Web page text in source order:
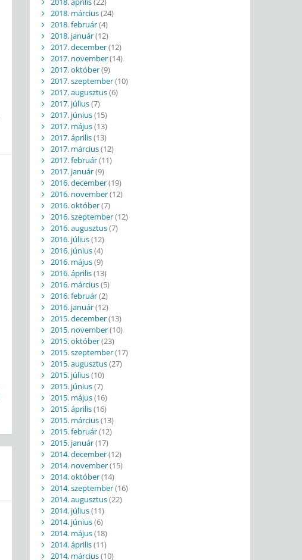
2018. március(24)
2018. február(4)
2018. január(12)
2017. december(12)
2017. november(14)
2017. október(9)
2017. szeptember(10)
2017. augusztus(6)
2017. július(7)
2017. június(15)
2017. május(13)
2017. április(13)
2017. március(12)
2017. február(11)
2017. január(9)
2016. december(19)
2016. november(12)
2016. október(7)
2016. szeptember(12)
2016. augusztus(7)
2016. július(12)
2016. június(4)
2016. május(9)
2016. április(13)
2016. március(5)
2016. február(2)
2016. január(12)
2015. december(13)
2015. november(10)
2015. október(23)
2015. szeptember(17)
2015. augusztus(27)
2015. július(10)
2015. június(7)
2015. május(16)
2015. április(16)
2015. március(13)
2015. február(12)
2015. január(17)
2014. december(12)
2014. november(15)
2014. október(14)
2014. szeptember(16)
2014. augusztus(22)
2014. július(11)
2014. június(6)
2014. május(18)
2014. április(11)
2014. március(10)